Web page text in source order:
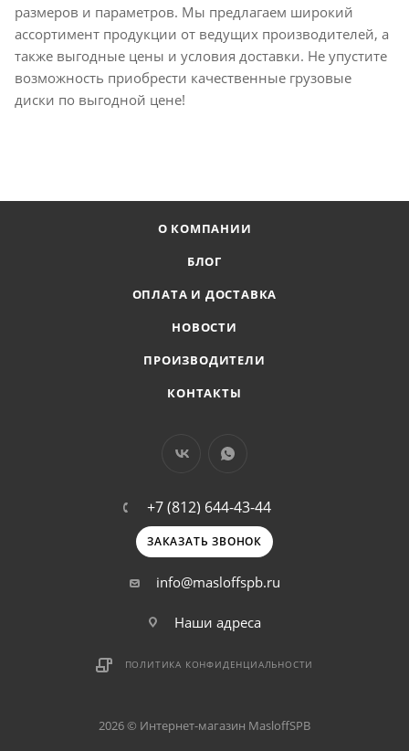
размеров и параметров. Мы предлагаем широкий
ассортимент продукции от ведущих производителей, а
также выгодные цены и условия доставки. Не упустите
возможность приобрести качественные грузовые
диски по выгодной цене!
О КОМПАНИИ
БЛОГ
ОПЛАТА И ДОСТАВКА
НОВОСТИ
ПРОИЗВОДИТЕЛИ
КОНТАКТЫ
+7 (812) 644-43-44
ЗАКАЗАТЬ ЗВОНОК
info@masloffspb.ru
Наши адреса
ПОЛИТИКА КОНФИДЕНЦИАЛЬНОСТИ
2026 © Интернет-магазин MasloffSPB